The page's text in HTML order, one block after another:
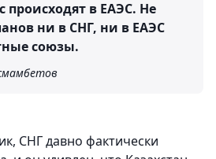
происходят в ЕАЭС. Не
ни в СНГ, ни в ЕАЭС
союзы.
СНГ давно фактически